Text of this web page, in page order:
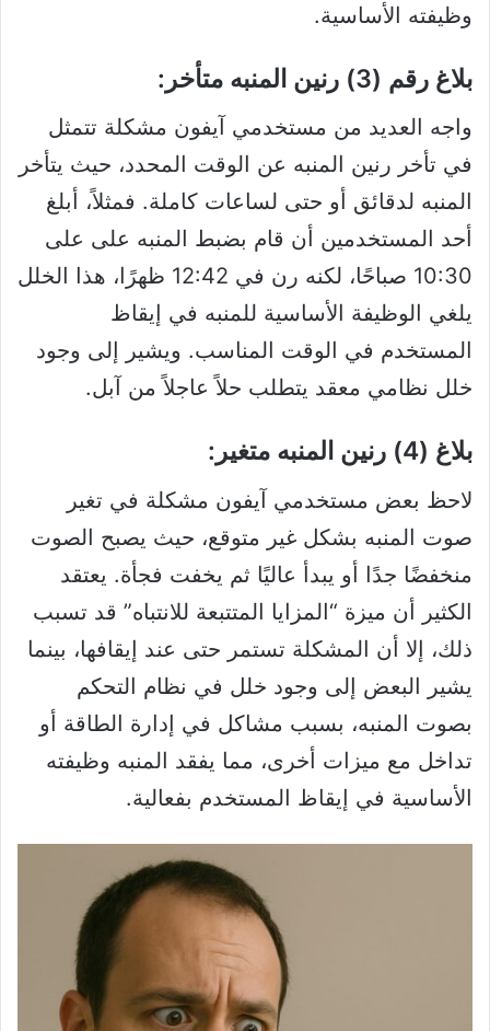
وظيفته الأساسية.
بلاغ رقم (3) رنين المنبه متأخر:
واجه العديد من مستخدمي آيفون مشكلة تتمثل
في تأخر رنين المنبه عن الوقت المحدد، حيث يتأخر
المنبه لدقائق أو حتى لساعات كاملة. فمثلاً، أبلغ
أحد المستخدمين أن قام بضبط المنبه على على
10:30 صباحًا، لكنه رن في 12:42 ظهرًا، هذا الخلل
يلغي الوظيفة الأساسية للمنبه في إيقاظ
المستخدم في الوقت المناسب. ويشير إلى وجود
خلل نظامي معقد يتطلب حلاً عاجلاً من آبل.
بلاغ (4) رنين المنبه متغير:
لاحظ بعض مستخدمي آيفون مشكلة في تغير
صوت المنبه بشكل غير متوقع، حيث يصبح الصوت
منخفضًا جدًا أو يبدأ عاليًا ثم يخفت فجأة. يعتقد
الكثير أن ميزة “المزايا المتتبعة للانتباه” قد تسبب
ذلك، إلا أن المشكلة تستمر حتى عند إيقافها، بينما
يشير البعض إلى وجود خلل في نظام التحكم
بصوت المنبه، بسبب مشاكل في إدارة الطاقة أو
تداخل مع ميزات أخرى، مما يفقد المنبه وظيفته
الأساسية في إيقاظ المستخدم بفعالية.